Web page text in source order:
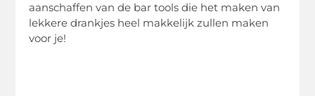
aanschaffen van de bar tools die het maken van
lekkere drankjes heel makkelijk zullen maken
voor je!